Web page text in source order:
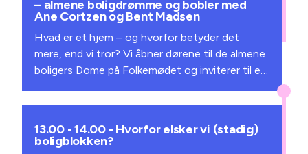
– almene boligdrømme og bobler med
Ane Cortzen og Bent Madsen
Hvad er et hjem – og hvorfor betyder det
mere, end vi tror? Vi åbner dørene til de almene
boligers Dome på Folkemødet og inviterer til en
bobler på terrassen. Du er meget velkommen.
Sted:På Domens terrasse
13.00 - 14.00 - Hvorfor elsker vi (stadig)
boligblokken?